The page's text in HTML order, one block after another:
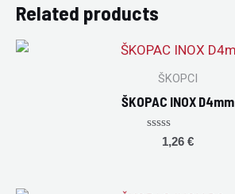
Related products
ŠKOPCI
ŠKOPAC INOX D4mm
Rated
1,26 €